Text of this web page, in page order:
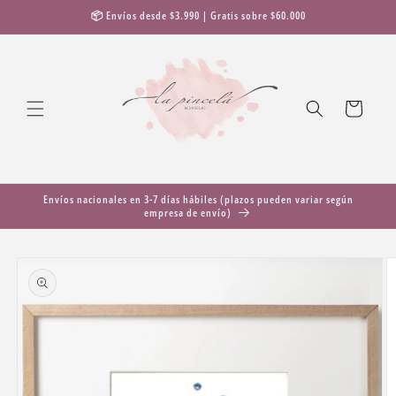
al contenido
📦 Envíos desde $3.990 | Gratis sobre $60.000
Carrito
Envíos nacionales en 3-7 días hábiles (plazos pueden variar según
empresa de envío)
a la
información
del producto